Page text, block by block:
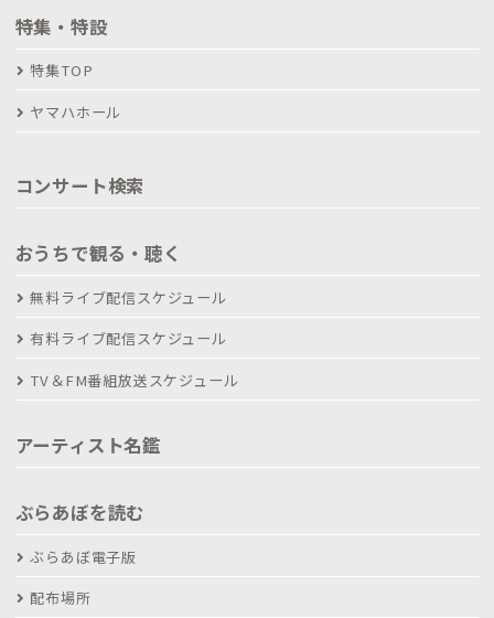
特集・特設
特集TOP
ヤマハホール
コンサート検索
おうちで観る・聴く
無料ライブ配信スケジュール
有料ライブ配信スケジュール
TV＆FM番組放送スケジュール
アーティスト名鑑
ぶらあぼを読む
ぶらあぼ電子版
配布場所